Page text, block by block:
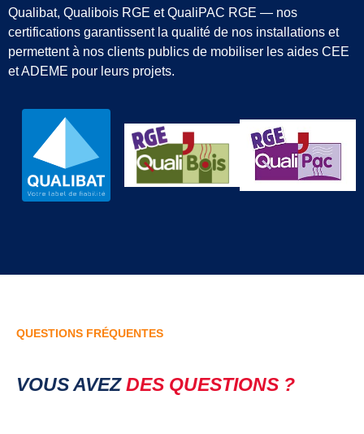
Qualibat, Qualibois RGE et QualiPAC RGE — nos
certifications garantissent la qualité de nos installations et
permettent à nos clients publics de mobiliser les aides CEE
et ADEME pour leurs projets.
QUESTIONS FRÉQUENTES
VOUS AVEZDES QUESTIONS ?